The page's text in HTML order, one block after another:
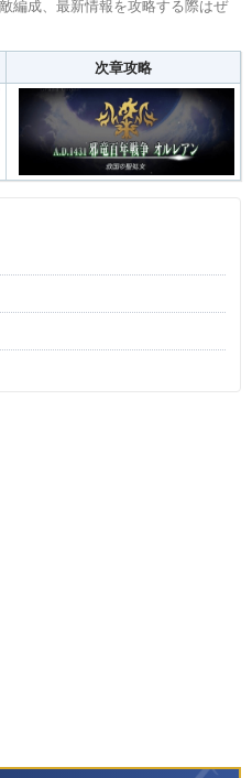
編成、最新情報を攻略する際はぜ
次章攻略